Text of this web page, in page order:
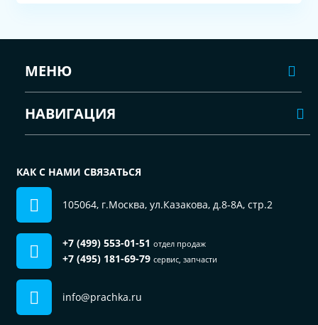
МЕНЮ
НАВИГАЦИЯ
КАК С НАМИ СВЯЗАТЬСЯ
105064, г.Москва, ул.Казакова, д.8-8А, стр.2
+7 (499) 553-01-51 отдел продаж
+7 (495) 181-69-79 сервис, запчасти
info@prachka.ru